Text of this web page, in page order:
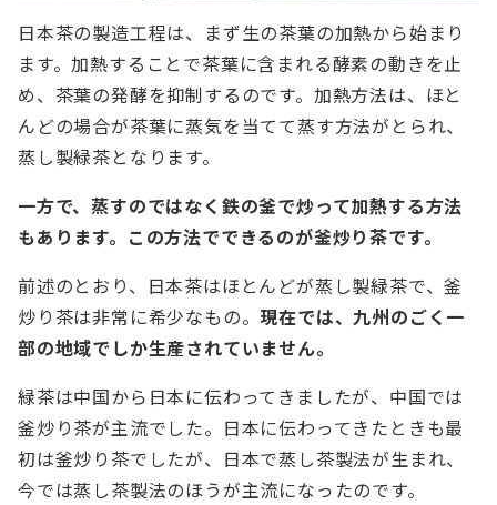
日本茶の製造工程は、まず生の茶葉の加熱から始まり
ます。加熱することで茶葉に含まれる酵素の動きを止
め、茶葉の発酵を抑制するのです。加熱方法は、ほと
んどの場合が茶葉に蒸気を当てて蒸す方法がとられ、
蒸し製緑茶となります。
一方で、蒸すのではなく鉄の釜で炒って加熱する方法
もあります。この方法でできるのが釜炒り茶です。
前述のとおり、日本茶はほとんどが蒸し製緑茶で、釜
炒り茶は非常に希少なもの。現在では、九州のごく一
部の地域でしか生産されていません。
緑茶は中国から日本に伝わってきましたが、中国では
釜炒り茶が主流でした。日本に伝わってきたときも最
初は釜炒り茶でしたが、日本で蒸し茶製法が生まれ、
今では蒸し茶製法のほうが主流になったのです。